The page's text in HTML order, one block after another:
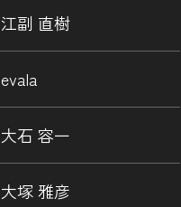
江副 直樹
evala
大石 容一
大塚 雅彦